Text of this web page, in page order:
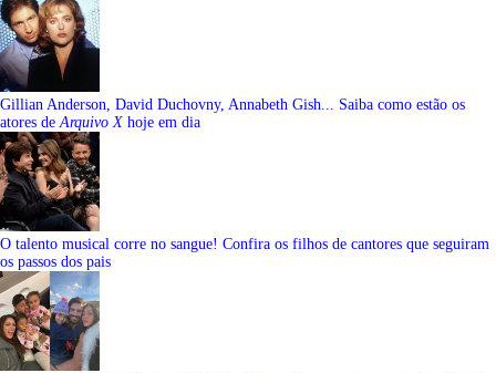
Gillian Anderson, David Duchovny, Annabeth Gish... Saiba como estão os
atores de Arquivo X hoje em dia
O talento musical corre no sangue! Confira os filhos de cantores que seguiram
os passos dos pais